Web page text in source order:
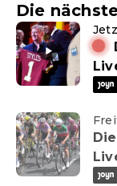
Die